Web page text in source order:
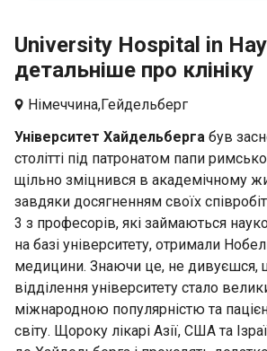
University Hospital in
детальніше про клініку
Німеччина,Гейдельберг
Університет Хайдельберга був
столітті під патронатом папи
щільно зміцнився в академічному
завдяки досягненням своїх
3 з професорів, які займаються
на базі університету, отримали
медицини. Знаючи це, не дивуєшся,
відділення університету стало
міжнародною популярністю та
світу. Щороку лікарі Азії, США та